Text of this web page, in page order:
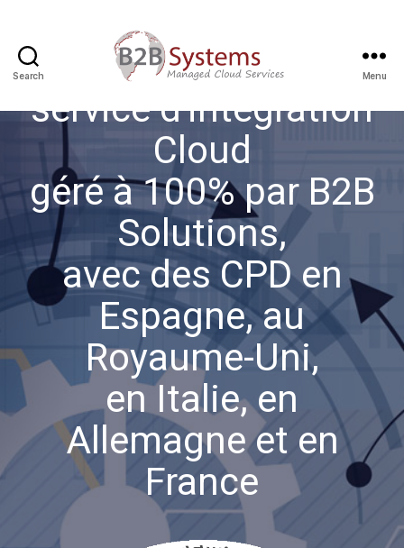
Search Menu
B2B Systems est le
service d'intégration
Cloud
géré à 100% par B2B
Solutions,
avec des CPD en
Espagne, au
Royaume-Uni,
en Italie, en
Allemagne et en
France